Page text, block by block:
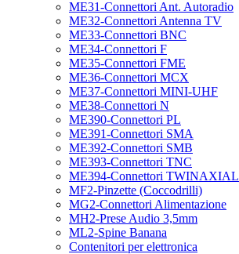
ME31-Connettori Ant. Autoradio
ME32-Connettori Antenna TV
ME33-Connettori BNC
ME34-Connettori F
ME35-Connettori FME
ME36-Connettori MCX
ME37-Connettori MINI-UHF
ME38-Connettori N
ME390-Connettori PL
ME391-Connettori SMA
ME392-Connettori SMB
ME393-Connettori TNC
ME394-Connettori TWINAXIAL
MF2-Pinzette (Coccodrilli)
MG2-Connettori Alimentazione
MH2-Prese Audio 3,5mm
ML2-Spine Banana
Contenitori per elettronica